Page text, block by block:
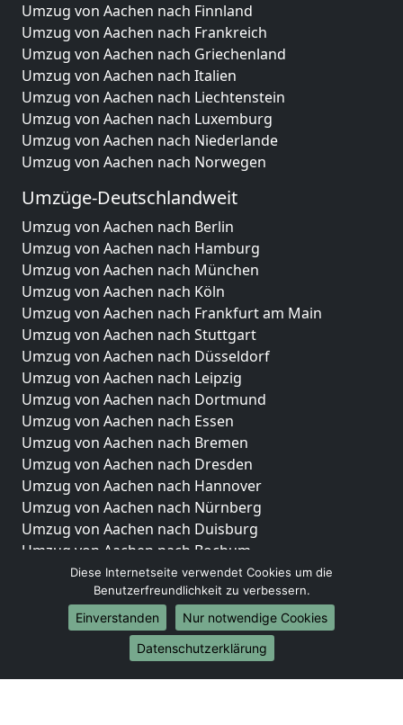
Umzug von Aachen nach Finnland
Umzug von Aachen nach Frankreich
Umzug von Aachen nach Griechenland
Umzug von Aachen nach Italien
Umzug von Aachen nach Liechtenstein
Umzug von Aachen nach Luxemburg
Umzug von Aachen nach Niederlande
Umzug von Aachen nach Norwegen
Umzüge-Deutschlandweit
Umzug von Aachen nach Berlin
Umzug von Aachen nach Hamburg
Umzug von Aachen nach München
Umzug von Aachen nach Köln
Umzug von Aachen nach Frankfurt am Main
Umzug von Aachen nach Stuttgart
Umzug von Aachen nach Düsseldorf
Umzug von Aachen nach Leipzig
Umzug von Aachen nach Dortmund
Umzug von Aachen nach Essen
Umzug von Aachen nach Bremen
Umzug von Aachen nach Dresden
Umzug von Aachen nach Hannover
Umzug von Aachen nach Nürnberg
Umzug von Aachen nach Duisburg
Umzug von Aachen nach Bochum
Umzug von Aachen nach Wuppertal
Umzug von Aachen nach Bielefeld
Umzug von Aachen nach Bonn
Umzug von Aachen nach Münster
Diese Internetseite verwendet Cookies um die
Benutzerfreundlichkeit zu verbessern.
Einverstanden
Nur notwendige Cookies
Datenschutzerklärung